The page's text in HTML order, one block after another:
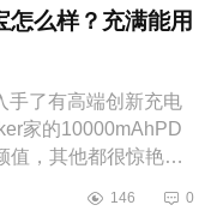
么样？充满能用
手了有高端创新充电
家的10000mAhPD
值，其他都很惊艳。
充电宝大概就一
146 0